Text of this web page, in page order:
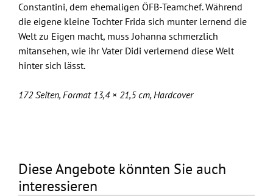
Constantini, dem ehemaligen ÖFB-Teamchef. Während
die eigene kleine Tochter Frida sich munter lernend die
Welt zu Eigen macht, muss Johanna schmerzlich
mitansehen, wie ihr Vater Didi verlernend diese Welt
hinter sich lässt.
172 Seiten, Format 13,4 × 21,5 cm, Hardcover
Diese Angebote könnten Sie auch
interessieren